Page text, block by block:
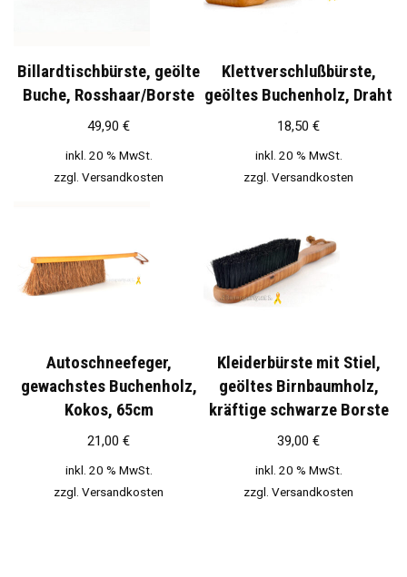
Billardtischbürste, geölte
Buche, Rosshaar/Borste
49,90 €
inkl. 20 % MwSt.
zzgl. Versandkosten
Klettverschlußbürste,
geöltes Buchenholz, Draht
18,50 €
inkl. 20 % MwSt.
zzgl. Versandkosten
Autoschneefeger,
gewachstes Buchenholz,
Kokos, 65cm
21,00 €
inkl. 20 % MwSt.
zzgl. Versandkosten
Kleiderbürste mit Stiel,
geöltes Birnbaumholz,
kräftige schwarze Borste
39,00 €
inkl. 20 % MwSt.
zzgl. Versandkosten